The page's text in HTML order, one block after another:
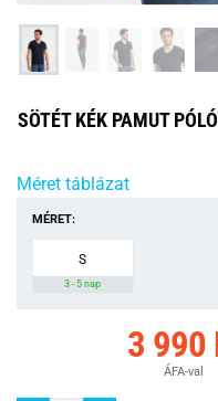
SÖTÉT KÉK PAMUT
Méret táblázat
MÉRET:
S
3 - 5 nap
3 990
ÁFA-val